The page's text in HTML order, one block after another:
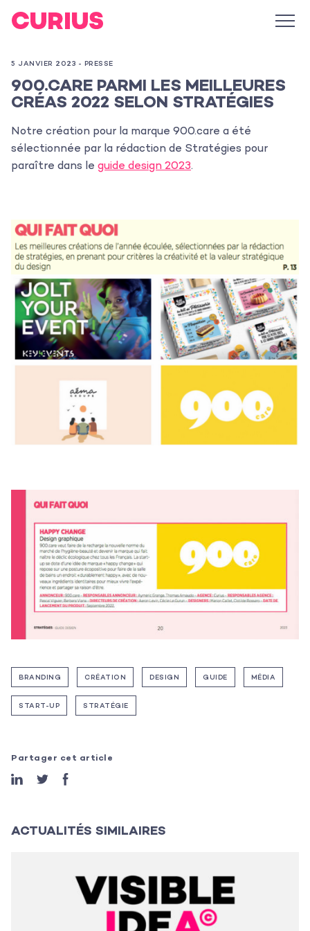
L’agence
Les projets
L’équipe
Contact
5 JANVIER 2023 - PRESSE
900.CARE PARMI LES MEILLEURES
CRÉAS 2022 SELON STRATÉGIES
Notre création pour la marque 900.care a été
sélectionnée par la rédaction de Stratégies pour
paraître dans le guide design 2023.
BRANDING CRÉATION DESIGN GUIDE MÉDIA
START-UP STRATÉGIE
Partager cet article
ACTUALITÉS SIMILAIRES